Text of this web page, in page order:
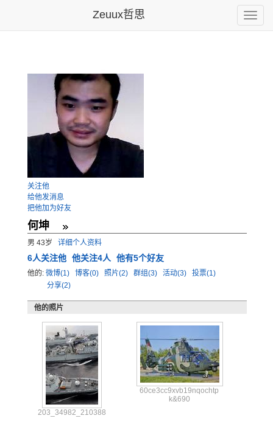
Toggle
Zeuux哲思
关注他
给他发消息
把他加为好友
何坤
男 43岁 详细个人资料
6人关注他 他关注4人 他有5个好友
他的: 微博(1) 博客(0) 照片(2) 群组(3) 活动(3)
投票(1)
分享(2)
他的照片
203_34982_210388
60ce3cc9xvb19nqochtp
k&690